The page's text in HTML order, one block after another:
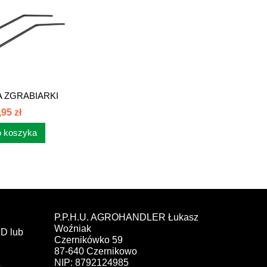
ZGRABIARKI
FAHR...
zł
koszyka
lub
P.P.H.U. AGROHANDLER Łukasz
Woźniak
Czernikówko 59
87-640 Czernikowo
NIP: 8792124985